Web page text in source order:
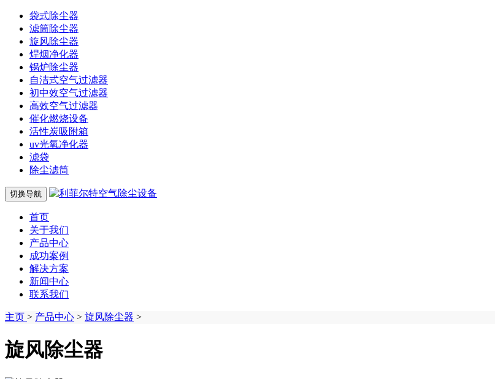
袋式除尘器
滤筒除尘器
旋风除尘器
焊烟净化器
锅炉除尘器
自洁式空气过滤器
初中效空气过滤器
高效空气过滤器
催化燃烧设备
活性炭吸附箱
uv光氧净化器
滤袋
除尘滤筒
切换导航
首页
关于我们
产品中心
成功案例
解决方案
新闻中心
联系我们
主页 > 产品中心 > 旋风除尘器 >
旋风除尘器